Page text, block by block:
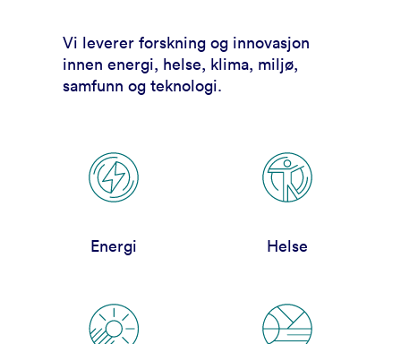
Vi leverer forskning og innovasjon
innen energi, helse, klima, miljø,
samfunn og teknologi.
Energi Helse